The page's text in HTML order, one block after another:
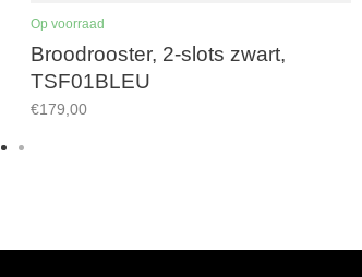
Op voorraad
Broodrooster, 2-slots zwart,
TSF01BLEU
€179,00